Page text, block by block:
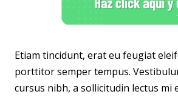
Etiam tincidunt, erat eu feugiat
porttitor semper tempus.
cursus nibh, a sollicitudin lectus mi